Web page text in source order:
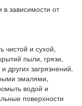
зависимости от
чистой и сухой,
пыли, грязи,
других загрязнений.
эмалями,
водой и
поверхности